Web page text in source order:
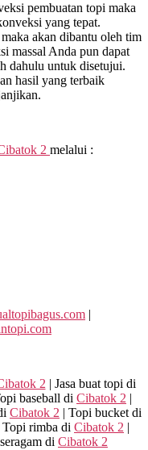
pembuatan topi maka
yang tepat.
akan dibantu oleh tim
massal Anda pun dapat
dahulu untuk disetujui.
hasil yang terbaik
2 melalui :
|
2 | Jasa buat topi di
baseball di Cibatok 2 |
Cibatok 2 | Topi bucket di
Topi rimba di Cibatok 2 |
di Cibatok 2